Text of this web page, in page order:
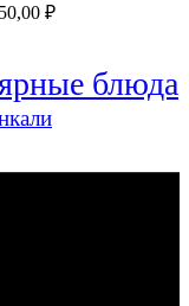
₽
блюда